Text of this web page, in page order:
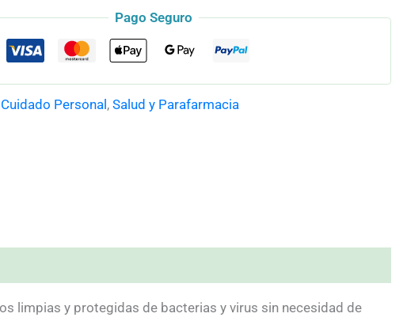
Pago Seguro
Personal,Salud y Parafarmacia
limpias y protegidas de bacterias y virus sin necesidad de